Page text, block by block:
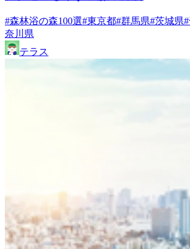
#森林浴の森100選#東京都#群馬県#茨城県
奈川県
テラス